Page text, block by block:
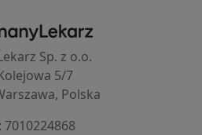
ZnanyLekarz - Strona główna
Sp. z o.o.
5/7
Polska
⁠7010224868